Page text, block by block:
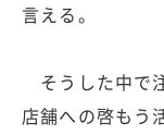
言える。
そうした中で
店舗への啓もう